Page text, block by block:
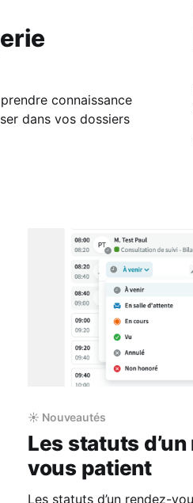
connaissance
dans vos dossiers
☀️ Nouveautés
Les statuts
vous patient
Les statuts d’un rendez-